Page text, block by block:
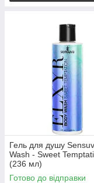
Гель для душу
Wash - Sweet
(236 мл)
Готово до відправки